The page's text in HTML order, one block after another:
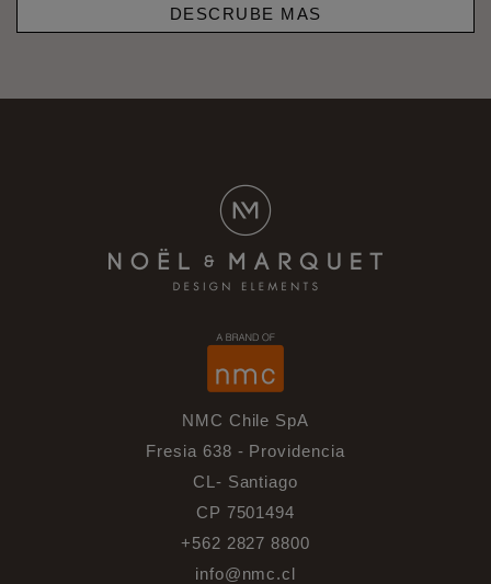
DESCRUBE MAS
NMC Chile SpA
Fresia 638 - Providencia
CL- Santiago
CP 7501494
+562 2827 8800
info@nmc.cl